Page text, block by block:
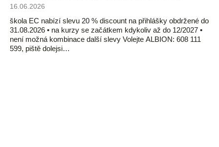
16.06.2026
škola EC nabízí slevu 20 % discount na přihlášky obdržené do
31.08.2026 • na kurzy se začátkem kdykoliv až do 12/2027 •
není možná kombinace další slevy Volejte ALBION: 608 111
599, piště dolejsi…